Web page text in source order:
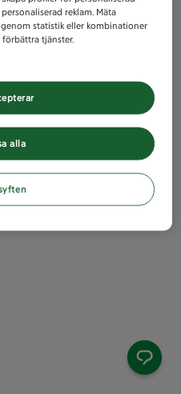
reklam. Mäta
statistik eller kombinationer
förbättra tjänster.
alla